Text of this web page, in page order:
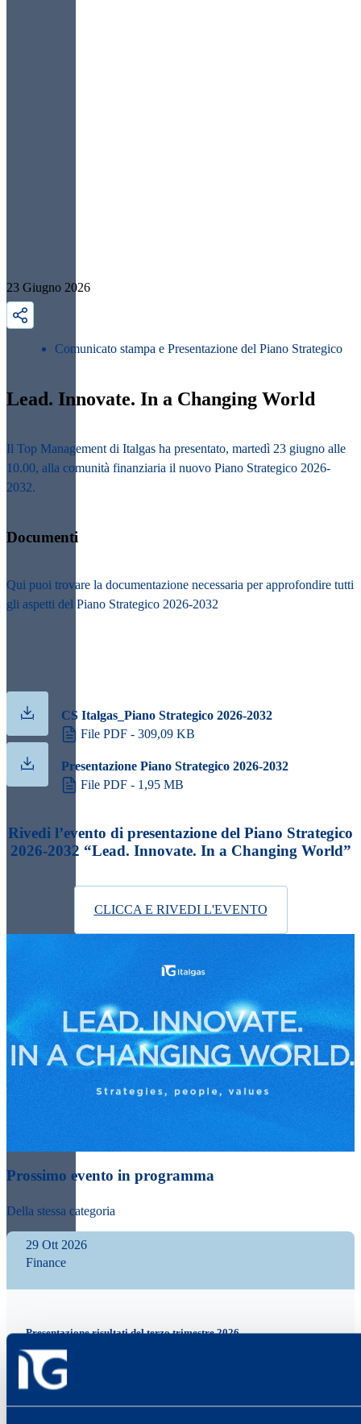
23 Giugno 2026
Comunicato stampa e Presentazione del Piano Strategico
Lead. Innovate. In a Changing World
Il Top Management di Italgas ha presentato, martedì 23 giugno alle
10.00, alla comunità finanziaria il nuovo Piano Strategico 2026-
2032.
Documenti
Qui puoi trovare la documentazione necessaria per approfondire tutti
gli aspetti del Piano Strategico 2026-2032
CS Italgas_Piano Strategico 2026-2032
File PDF - 309,09 KB
Presentazione Piano Strategico 2026-2032
File PDF - 1,95 MB
Rivedi l’evento di presentazione del Piano Strategico
2026-2032 “Lead. Innovate. In a Changing World”
CLICCA E RIVEDI L'EVENTO
Prossimo evento in programma
Della stessa categoria
29 Ott 2026
Finance
Presentazione risultati del terzo trimestre 2026
Consiglio di Amministrazione, Comunicato stampa e
Conference call